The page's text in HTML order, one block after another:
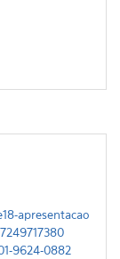
apresentacao
9624-0882